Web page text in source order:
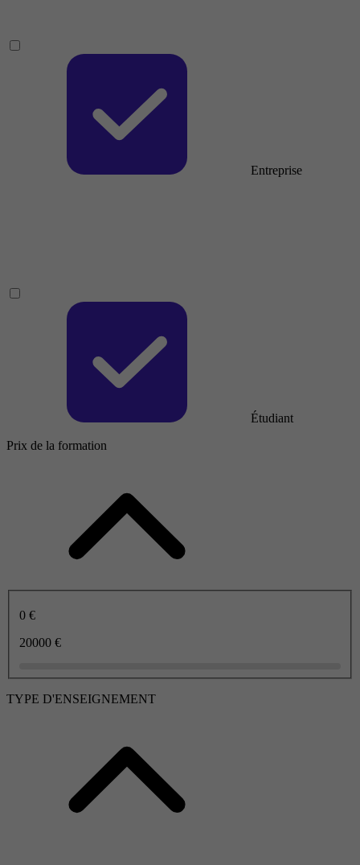
Entreprise
Étudiant
Prix de la formation
0 €
20000 €
TYPE D'ENSEIGNEMENT